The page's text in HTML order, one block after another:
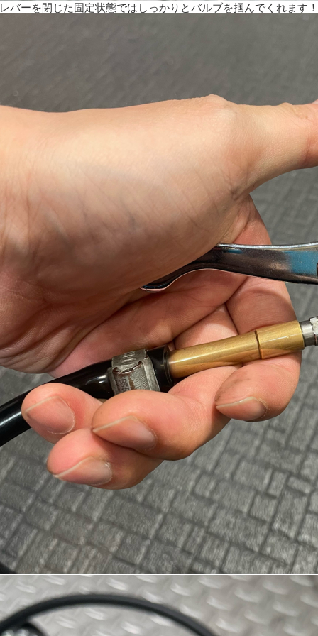
レバーを閉じた固定状態ではしっかりとバルブを掴んでくれます！